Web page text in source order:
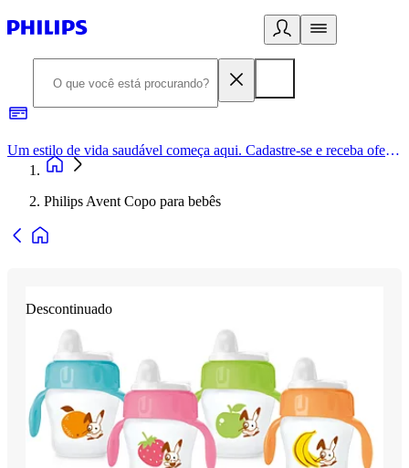
Um estilo de vida saudável começa aqui. Cadastre-se e receba ofertas exclusivas.
Philips Avent Copo para bebês
Descontinuado